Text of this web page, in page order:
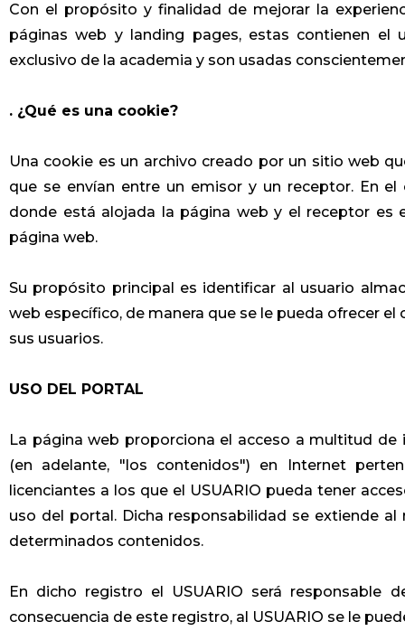
Con el propósito y finalidad de mejorar la
páginas web y landing pages, estas contienen el
exclusivo de la academia y son usadas
. ¿Qué es una cookie?
Una cookie es un archivo creado por un sitio web
que se envían entre un emisor y un receptor. En
donde está alojada la página web y el receptor es
página web.
Su propósito principal es identificar al usuario
web específico, de manera que se le pueda ofrecer
sus usuarios.
USO DEL PORTAL
La página web proporciona el acceso a multitud
(en adelante, "los contenidos") en Internet
licenciantes a los que el USUARIO pueda tener
uso del portal. Dicha responsabilidad se extiende
determinados contenidos.
En dicho registro el USUARIO será responsable
consecuencia de este registro, al USUARIO se le